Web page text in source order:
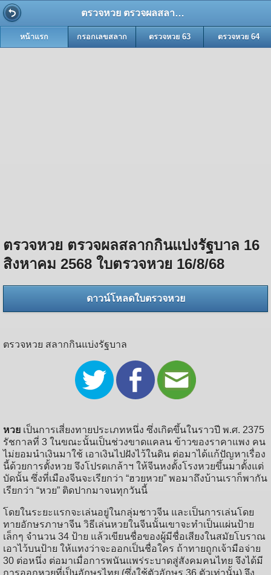
ตรวจหวย ตรวจผลสลากกินแบ่งรัฐบาล 16 สิงหาคม 2568 ใบตรวจหวย 16/8/68
หน้าแรก กรอกเลขสลาก ตรวจหวย 63 ตรวจหวย 64
ตรวจหวย ตรวจผลสลากกินแบ่งรัฐบาล 16
สิงหาคม 2568 ใบตรวจหวย 16/8/68
ดาวน์โหลดใบตรวจหวย
ตรวจหวย สลากกินแบ่งรัฐบาล
หวย เป็นการเสี่ยงทายประเภทหนึ่ง ซึ่งเกิดขึ้นในราวปี พ.ศ. 2375
รัชกาลที่ 3 ในขณะนั้นเป็นช่วงขาดแคลน ข้าวของราคาแพง คน
ไม่ยอมนำเงินมาใช้ เอาเงินไปฝังไว้ในดิน ต่อมาได้แก้ปัญหาเรื่อง
นี้ด้วยการตั้งหวย จึงโปรดเกล้าฯ ให้จีนหงตั้งโรงหวยขึ้นมาตั้งแต่
บัดนั้น ซึ่งที่เมืองจีนจะเรียกว่า “ฮวยหวย” พอมาถึงบ้านเราก็พากัน
เรียกว่า “หวย” ติดปากมาจนทุกวันนี้
โดยในระยะแรกจะเล่นอยู่ในกลุ่มชาวจีน และเป็นการเล่นโดย
ทายอักษรภาษาจีน วิธีเล่นหวยในจีนนั้นเขาจะทำเป็นแผ่นป้าย
เล็กๆ จำนวน 34 ป้าย แล้วเขียนชื่อของผู้มีชื่อเสียงในสมัยโบราณ
เอาไว้บนป้าย ให้แทงว่าจะออกเป็นชื่อใคร ถ้าทายถูกเจ้ามือจ่าย
30 ต่อหนึ่ง ต่อมาเมื่อการพนันแพร่ระบาดสู่สังคมคนไทย จึงได้มี
การออกหวยที่เป็นอักษรไทย (ซึ่งใช้ตัวอักษร 36 ตัวเท่านั้น) จึง